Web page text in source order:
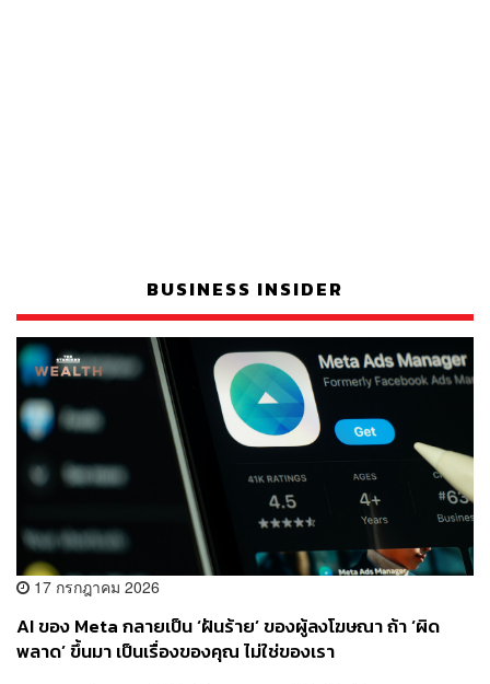
BUSINESS INSIDER
17 กรกฎาคม 2026
AI ของ Meta กลายเป็น ‘ฝันร้าย’ ของผู้ลงโฆษณา ถ้า ‘ผิด
พลาด’ ขึ้นมา เป็นเรื่องของคุณ ไม่ใช่ของเรา